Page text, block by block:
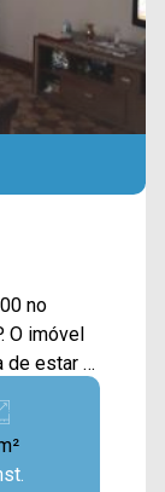
no
de estar e
serviço
e